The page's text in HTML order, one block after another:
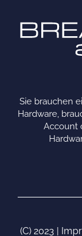
Sie brauchen
Hardware,
Account
(C) 2023 |